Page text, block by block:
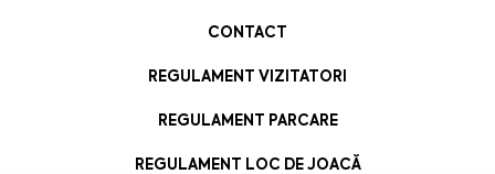
CONTACT
REGULAMENT VIZITATORI
REGULAMENT PARCARE
REGULAMENT LOC DE JOACĂ